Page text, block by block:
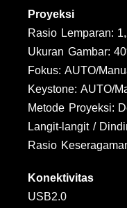
Proyeksi
Rasio Lemparan:
Ukuran Gambar:
Fokus: AUTO/
Keystone: AUTO/
Metode Proyeksi:
Langit-langit /
Rasio
Konektivitas
USB2.0